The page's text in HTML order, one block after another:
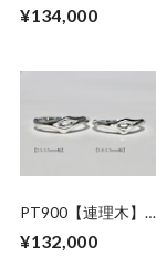
¥134,000
PT900【連理木】
¥132,000